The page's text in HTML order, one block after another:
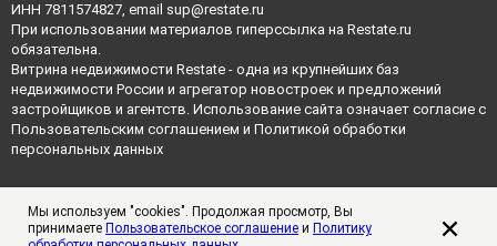
ИНН 7811574827, email sup@restate.ru
При использовании материалов гиперссылка на Restate.ru
обязательна.
Витрина недвижимости Restate - одна из крупнейших баз
недвижимости России и агрегатор новостроек и предложений
застройщиков и агентств. Использование сайта означает согласие с
Пользовательским соглашением и Политикой обработки
персональных данных
Мы используем "cookies". Продолжая просмотр, Вы
принимаете Пользовательское соглашение и Политику